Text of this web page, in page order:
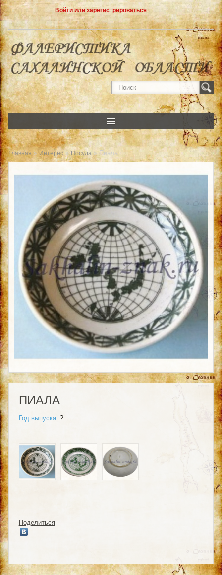
Войтиили зарегистрироваться
Главная » Интерес»Посуда» Пиала
ПИАЛА
Год выпуска: ?
Поделиться